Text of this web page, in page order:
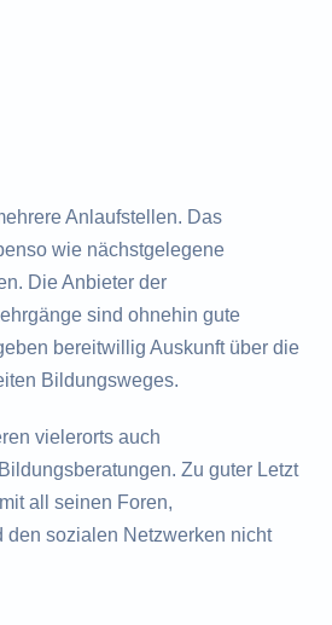
Anlaufstellen. Das
wie nächstgelegene
Die Anbieter der
sind ohnehin gute
bereitwillig Auskunft über die
Bildungsweges.
vielerorts auch
Zu guter Letzt
all seinen Foren,
den sozialen Netzwerken nicht